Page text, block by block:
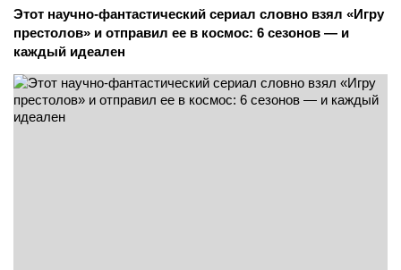
Этот научно-фантастический сериал словно взял «Игру
престолов» и отправил ее в космос: 6 сезонов — и
каждый идеален